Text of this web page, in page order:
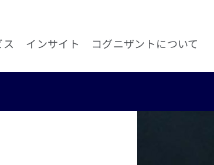
ス インサイト コグニザントについて